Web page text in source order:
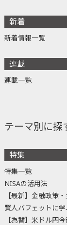
新着
新着情報一覧
連載
連載一覧
テーマ別に探
特集
特集一覧
NISAの活用法
【最新】金融政策
賢人バフェットに学
【為替】米ドル円